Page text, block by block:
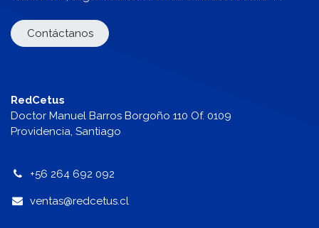
Contáctanos
RedCetus
Doctor Manuel Barros Borgoño 110 Of. 0109
Providencia, Santiago
+56 264 692 092
ventas@redcetus.cl